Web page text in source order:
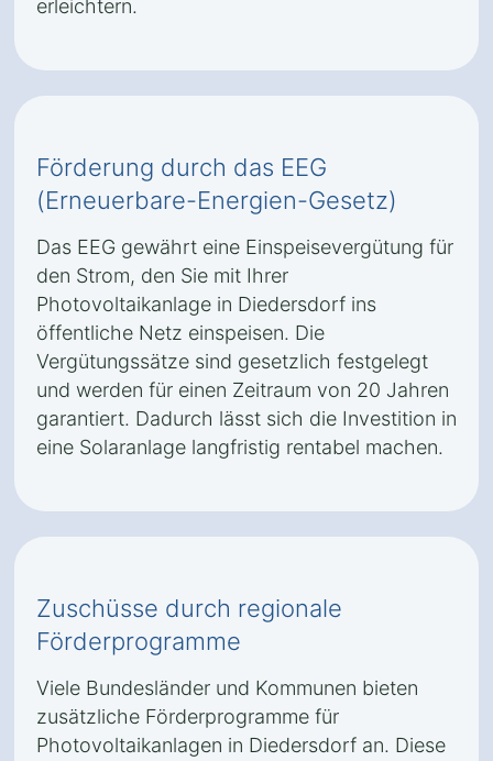
erleichtern.
Förderung durch das EEG
(Erneuerbare-Energien-Gesetz)
Das EEG gewährt eine Einspeisevergütung für
den Strom, den Sie mit Ihrer
Photovoltaikanlage in Diedersdorf ins
öffentliche Netz einspeisen. Die
Vergütungssätze sind gesetzlich festgelegt
und werden für einen Zeitraum von 20 Jahren
garantiert. Dadurch lässt sich die Investition in
eine Solaranlage langfristig rentabel machen.
Zuschüsse durch regionale
Förderprogramme
Viele Bundesländer und Kommunen bieten
zusätzliche Förderprogramme für
Photovoltaikanlagen in Diedersdorf an. Diese